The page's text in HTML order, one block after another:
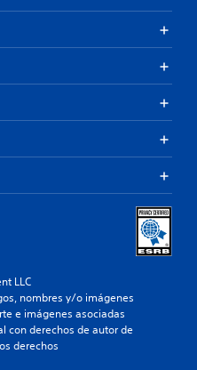
LLC
nombres y/o imágenes
e imágenes asociadas
con derechos de autor de
derechos